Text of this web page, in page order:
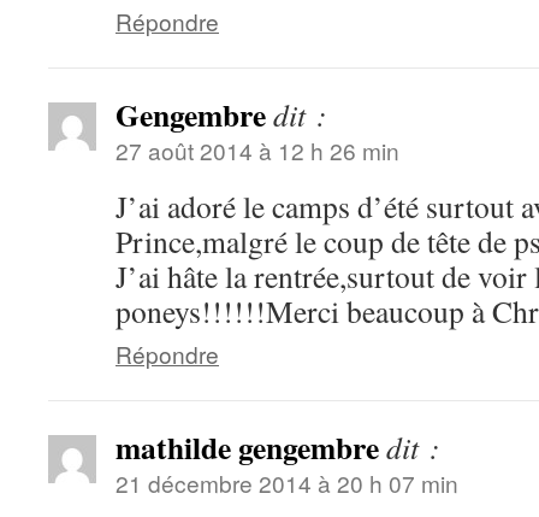
Répondre
Gengembredit :
27 août 2014 à 12 h 26 min
J’ai adoré le camps d’été surtout
Prince,malgré le coup de tête de
J’ai hâte la rentrée,surtout de
poneys!!!!!!Merci beaucoup à
Répondre
mathilde gengembredit :
21 décembre 2014 à 20 h 07 min